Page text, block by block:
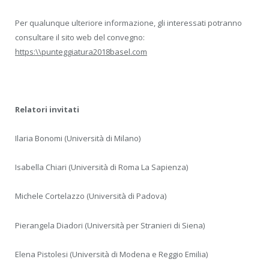
Per qualunque ulteriore informazione, gli interessati potranno
consultare il sito web del convegno:
https:\\punteggiatura2018basel.com
Relatori invitati
Ilaria Bonomi (Università di Milano)
Isabella Chiari (Università di Roma La Sapienza)
Michele Cortelazzo (Università di Padova)
Pierangela Diadori (Università per Stranieri di Siena)
Elena Pistolesi (Università di Modena e Reggio Emilia)